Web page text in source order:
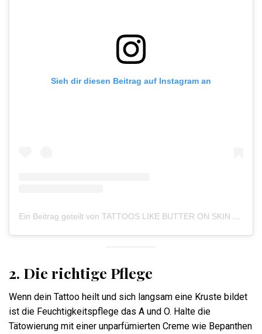
Sieh dir diesen Beitrag auf Instagram an
Ein Beitrag geteilt von TATTOOS LIKE BUTTER ON SKIN (@likebutteronskin)
2. Die richtige Pflege
Wenn dein Tattoo heilt und sich langsam eine Kruste bildet
ist die Feuchtigkeitspflege das A und O. Halte die
Tätowierung mit einer unparfümierten Creme wie Bepanthen